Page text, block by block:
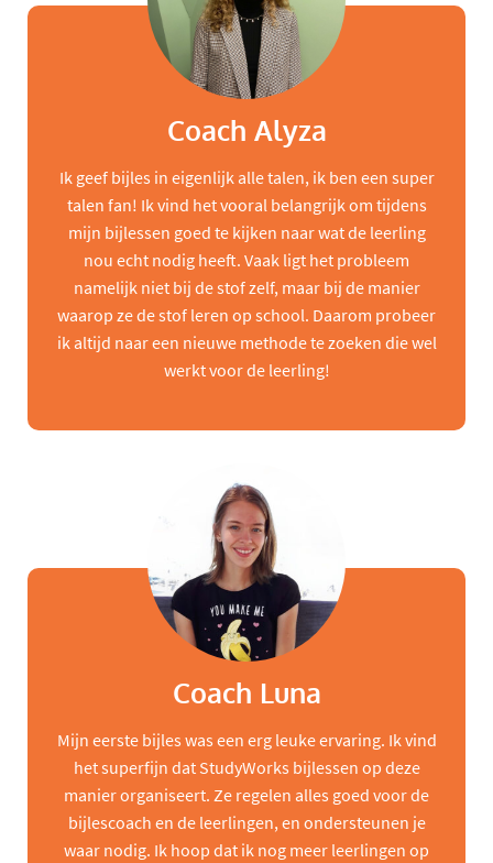
Coach Alyza
Ik geef bijles in eigenlijk alle talen, ik ben een super
talen fan! Ik vind het vooral belangrijk om tijdens
mijn bijlessen goed te kijken naar wat de leerling
nou echt nodig heeft. Vaak ligt het probleem
namelijk niet bij de stof zelf, maar bij de manier
waarop ze de stof leren op school. Daarom probeer
ik altijd naar een nieuwe methode te zoeken die wel
werkt voor de leerling!
Coach Luna
Mijn eerste bijles was een erg leuke ervaring. Ik vind
het superfijn dat StudyWorks bijlessen op deze
manier organiseert. Ze regelen alles goed voor de
bijlescoach en de leerlingen, en ondersteunen je
waar nodig. Ik hoop dat ik nog meer leerlingen op